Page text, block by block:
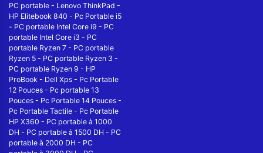
PC portable - Lenovo ThinkPad -
HP Elitebook 840 - Pc Portable i5
- PC portable Intel Core i9 - PC
portable Intel Core i3 - PC
portable Ryzen 7 - PC portable
Ryzen 5 - PC portable Ryzen 3 -
PC portable Ryzen 9 - HP
ProBook - Dell Xps - Pc Portable
12 Pouces - Pc portable 13
Pouces - Pc Portable 14 Pouces -
Pc Portable Tactile - Pc Portable
HP X360 - PC portable à 1000
DH - PC portable à 1500 DH - PC
portable à 2000 DH - PC